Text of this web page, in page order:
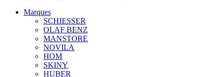
Marques
SCHIESSER
OLAF BENZ
MANSTORE
NOVILA
HOM
SKINY
HUBER